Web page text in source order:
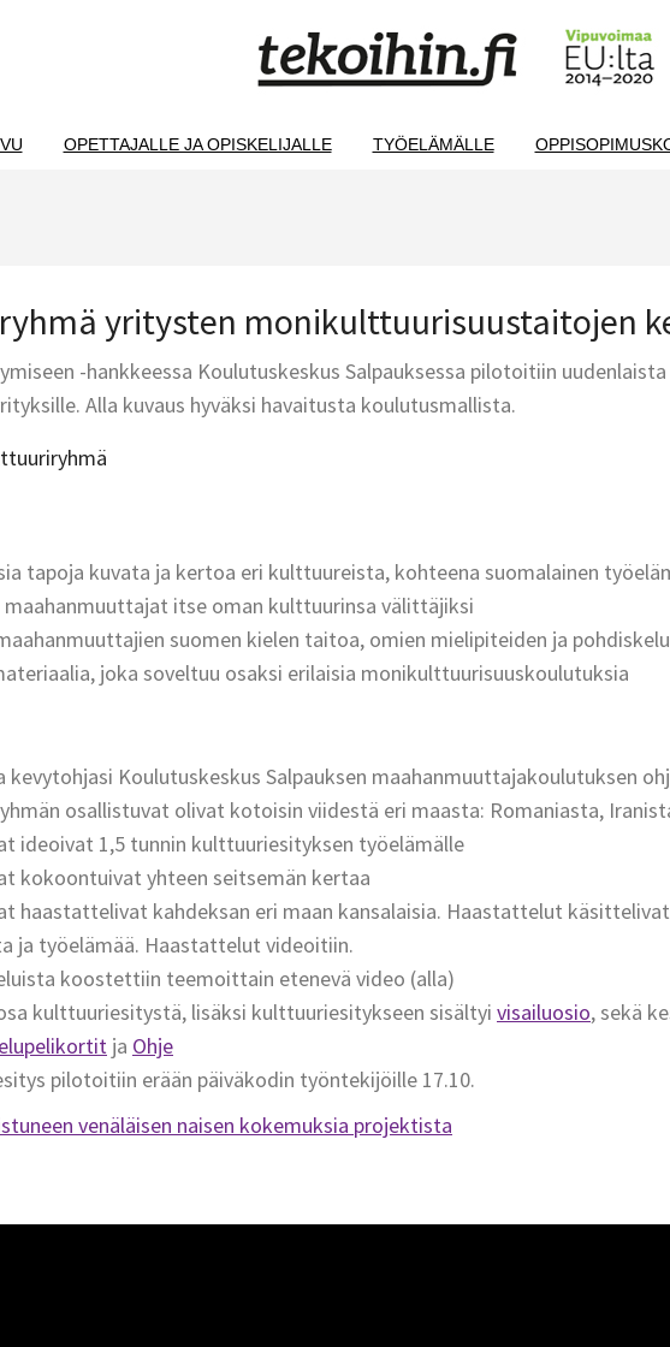
OPETTAJALLE JA OPISKELIJALLE TYÖELÄMÄLLE
yritysten monikulttuurisuustaitojen
-hankkeessa Koulutuskeskus Salpauksessa pilotoitiin
Alla kuvaus hyväksi havaitusta koulutusmallista.
tapoja kuvata ja kertoa eri kulttuureista, kohteena suomalainen
maahanmuuttajat itse oman kulttuurinsa välittäjiksi
suomen kielen taitoa, omien mielipiteiden ja
joka soveltuu osaksi erilaisia monikulttuurisuuskoulutuksia
kevytohjasi Koulutuskeskus Salpauksen maahanmuuttajakoulutuksen
osallistuvat olivat kotoisin viidestä eri maasta: Romaniasta,
ideoivat 1,5 tunnin kulttuuriesityksen työelämälle
kokoontuivat yhteen seitsemän kertaa
haastattelivat kahdeksan eri maan kansalaisia. Haastattelut
ja työelämää. Haastattelut videoitiin.
koostettiin teemoittain etenevä video (alla)
kulttuuriesitystä, lisäksi kulttuuriesitykseen sisältyi visailuosio, sekä
ja Ohje
pilotoitiin erään päiväkodin työntekijöille 17.10.
venäläisen naisen kokemuksia projektista